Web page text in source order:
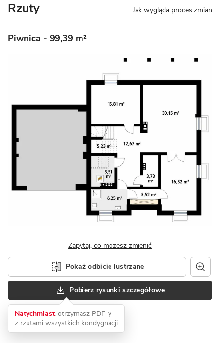
Rzuty Jak wygląda proces zmian
Piwnica - 99,39 m²
Zapytaj, co możesz zmienić
Pokaż odbicie lustrzane
Pobierz rysunki szczegółowe
Natychmiast, otrzymasz PDF-y
z rzutami wszystkich kondygnacji